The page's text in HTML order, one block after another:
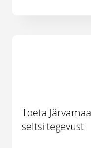
Toeta Järvamaa
seltsi tegevust